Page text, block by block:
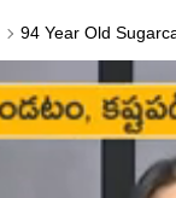
94 Year Old